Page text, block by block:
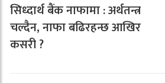
सिध्दार्थ बैंक नाफामा : अर्थतन्त्र
चल्दैन, नाफा बढिरहन्छ आखिर
कसरी ?